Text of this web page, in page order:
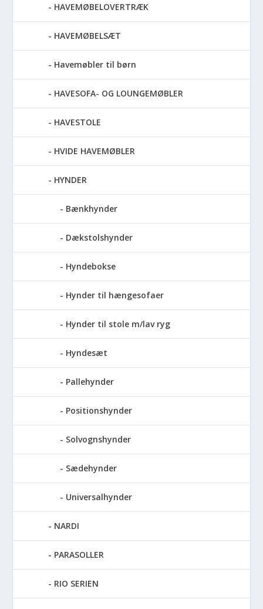
HAVEMØBELOVERTRÆK
HAVEMØBELSÆT
Havemøbler til børn
HAVESOFA- OG LOUNGEMØBLER
HAVESTOLE
HVIDE HAVEMØBLER
HYNDER
Bænkhynder
Dækstolshynder
Hyndebokse
Hynder til hængesofaer
Hynder til stole m/lav ryg
Hyndesæt
Pallehynder
Positionshynder
Solvognshynder
Sædehynder
Universalhynder
NARDI
PARASOLLER
RIO SERIEN